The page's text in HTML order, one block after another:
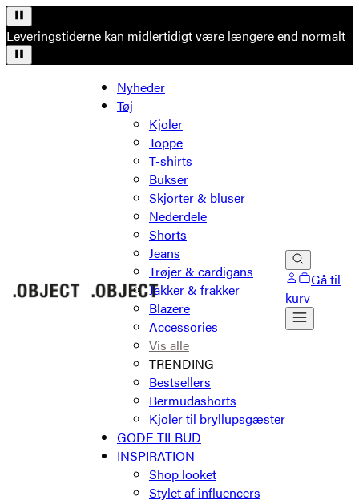
Leveringstiderne kan midlertidigt være længere end normalt
Nyheder
Tøj
Kjoler
Toppe
T-shirts
Bukser
Skjorter & bluser
Nederdele
Shorts
Jeans
Trøjer & cardigans
Jakker & frakker
Blazere
Accessories
Vis alle
TRENDING
Bestsellers
Bermudashorts
Kjoler til bryllupsgæster
GODE TILBUD
INSPIRATION
Shop looket
Stylet af influencers
Gå til
kurv